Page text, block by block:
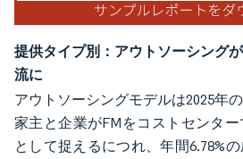
提供タイプ別：アウトソーシング
流に
アウトソーシングモデルは2025年の
家主と企業がFMをコストセンタ
として捉えるにつれ、年間6.78%